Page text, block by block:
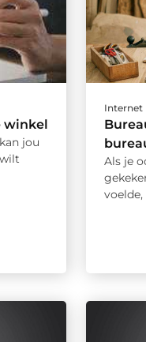
winkel
jou
Internet
Als je
voelde,